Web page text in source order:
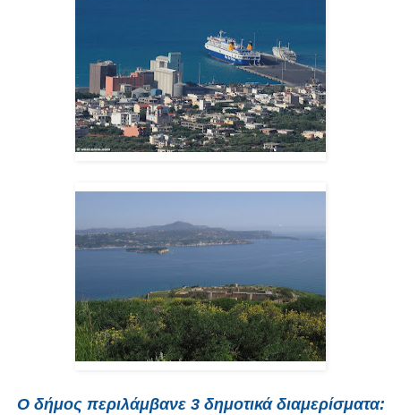
Ο δήμος περιλάμβανε 3 δημοτικά διαμερίσματα: